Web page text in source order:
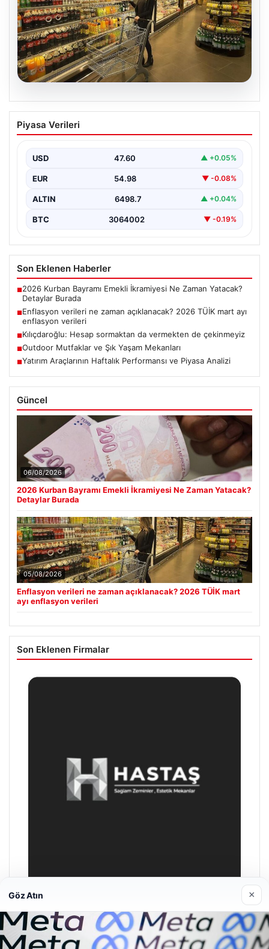
Enflasyon verileri ne zaman
açıklanacak? 2026 TÜİK mart ayı
Piyasa Verileri
USD 47.60 ▲ +0.05%
EUR 54.98 ▼ -0.08%
ALTIN 6498.7 ▲ +0.04%
BTC 3064002 ▼ -0.19%
Son Eklenen Haberler
■2026 Kurban Bayramı Emekli İkramiyesi Ne Zaman Yatacak?
Detaylar Burada
■Enflasyon verileri ne zaman açıklanacak? 2026 TÜİK mart ayı
enflasyon verileri
■Kılıçdaroğlu: Hesap sormaktan da vermekten de çekinmeyiz
■Outdoor Mutfaklar ve Şık Yaşam Mekanları
■Yatırım Araçlarının Haftalık Performansı ve Piyasa Analizi
Güncel
06/08/2026
2026 Kurban Bayramı Emekli İkramiyesi Ne Zaman Yatacak?
Detaylar Burada
05/08/2026
Enflasyon verileri ne zaman açıklanacak? 2026 TÜİK mart
ayı enflasyon verileri
Son Eklenen Firmalar
Prenses Night Club
29/04/2026
Göz Atın ×